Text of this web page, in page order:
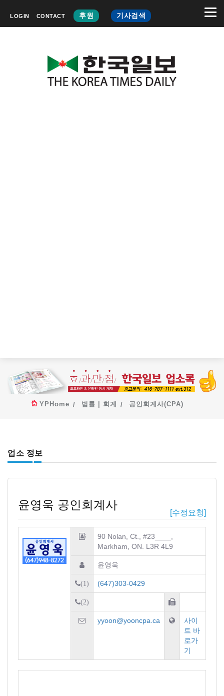
LOGIN CONTACT 후원 기사검색
YPHome 법률 | 회계 공인회계사(CPA)
업소 정보
윤영욱 공인회계사
[수정요청]
90 Nolan, Ct., #23____,
Markham, ON. L3R 4L9
윤영욱
(1) (647)303-0429
(2)
yyoon@yooncpa.ca
사이
트 바
로가
기